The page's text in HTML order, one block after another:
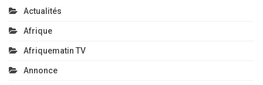
Actualités
Afrique
Afriquematin TV
Annonce